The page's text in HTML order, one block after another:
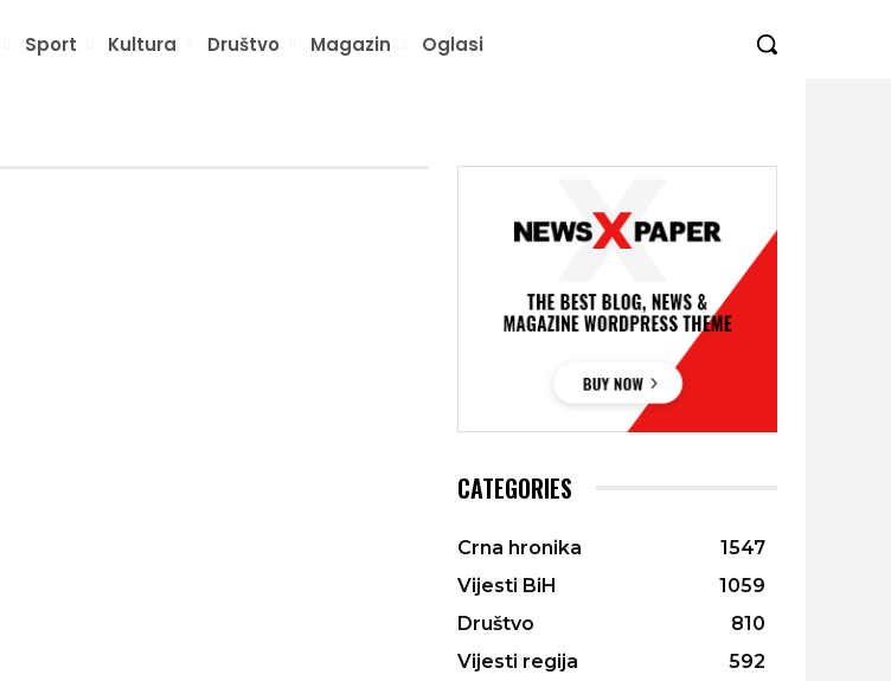
Sport Kultura Društvo Magazin Oglasi
CATEGORIES
Crna hronika
1547
Vijesti BiH
1059
Društvo
810
Vijesti regija
592